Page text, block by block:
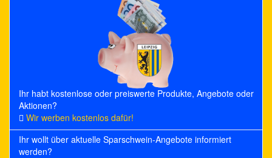
Ihr habt kostenlose oder preiswerte Produkte, Angebote oder
Aktionen?
Wir werben kostenlos dafür!
Ihr wollt über aktuelle Sparschwein-Angebote informiert
werden?